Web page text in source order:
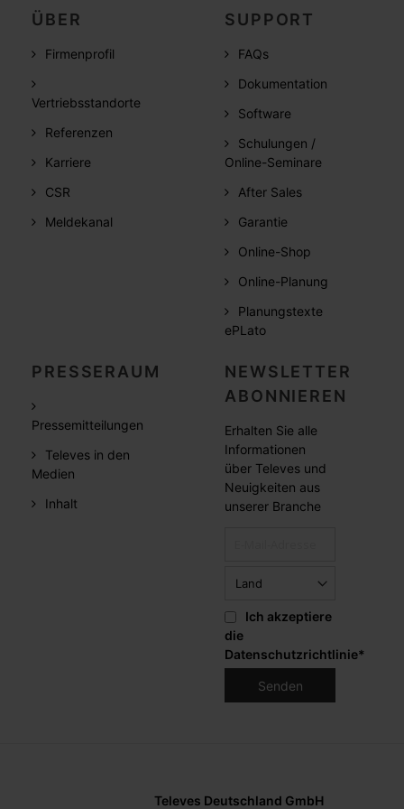
ÜBER
Firmenprofil
Vertriebsstandorte
Referenzen
Karriere
CSR
Meldekanal
SUPPORT
FAQs
Dokumentation
Software
Schulungen /
Online-Seminare
After Sales
Garantie
Online-Shop
Online-Planung
Planungstexte
ePLato
PRESSERAUM
Pressemitteilungen
Televes in den
Medien
Inhalt
NEWSLETTER
ABONNIEREN
Erhalten Sie alle
Informationen
über Televes und
Neuigkeiten aus
unserer Branche
Ich akzeptiere
die
Datenschutzrichtlinie*
Televes Deutschland GmbH